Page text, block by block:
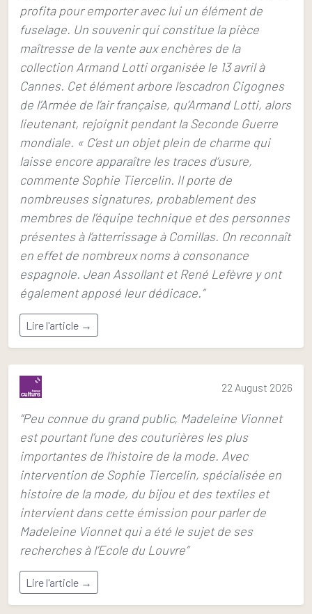
profita pour emporter avec lui un élément de
fuselage. Un souvenir qui constitue la pièce
maîtresse de la vente aux enchères de la
collection Armand Lotti organisée le 13 avril à
Cannes. Cet élément arbore l’escadron Cigognes
de l’Armée de l’air française, qu’Armand Lotti, alors
lieutenant, rejoignit pendant la Seconde Guerre
mondiale. « C’est un objet plein de charme qui
laisse encore apparaître les traces d’usure,
commente Sophie Tiercelin. Il porte de
nombreuses signatures, probablement des
membres de l’équipe technique et des personnes
présentes à l’atterrissage à Comillas. On reconnaît
en effet de nombreux noms à consonance
espagnole. Jean Assollant et René Lefèvre y ont
également apposé leur dédicace.”
Lire l'article →
22 August 2026
“Peu connue du grand public, Madeleine Vionnet
est pourtant l’une des couturières les plus
importantes de l’histoire de la mode. Avec
intervention de Sophie Tiercelin, spécialisée en
histoire de la mode, du bijou et des textiles et
intervient dans cette émission pour parler de
Madeleine Vionnet qui a été le sujet de ses
recherches à l’Ecole du Louvre”
Lire l'article →